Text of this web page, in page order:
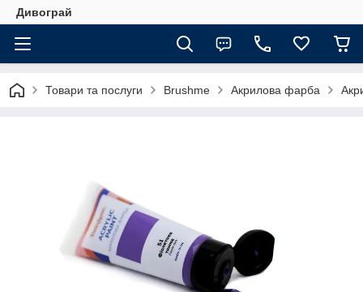
Дивограй
Товари та послуги Brushme Акрилова фарба